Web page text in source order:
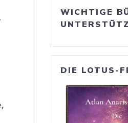
WICHTIGE
DIE LOTUS-